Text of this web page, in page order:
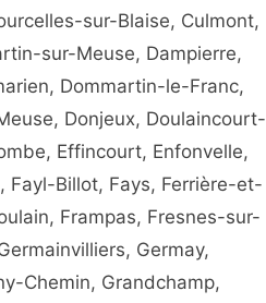
sur-Blaise, Culmont,
sur-Meuse, Dampierre,
Dommartin-le-Franc,
Donjeux, Doulaincourt-
Effincourt, Enfonvelle,
Fayl-Billot, Fays, Ferrière-et-
Frampas, Fresnes-sur-
Germay,
Chemin, Grandchamp,